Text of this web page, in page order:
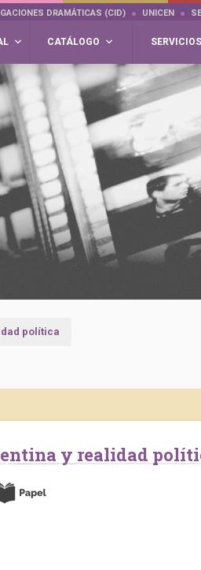
DRAMÁTICAS (CID) UNICEN
CATÁLOGO SERVICIOS
política
y realidad